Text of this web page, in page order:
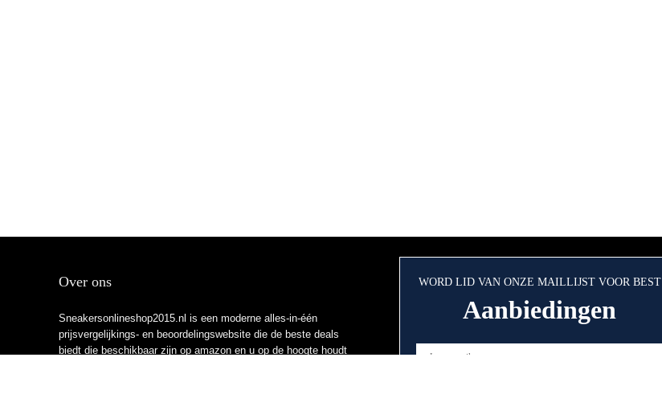
Over ons
Sneakersonlineshop2015.nl is een moderne alles-in-één
prijsvergelijkings- en beoordelingswebsite die de beste deals
biedt die beschikbaar zijn op amazon en u op de hoogte houdt
WORD LID VAN ONZE MAILLIJST VOOR BEST
Aanbiedingen